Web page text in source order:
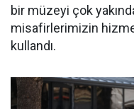
bir müzeyi çok
misafirlerimizin
kullandı.